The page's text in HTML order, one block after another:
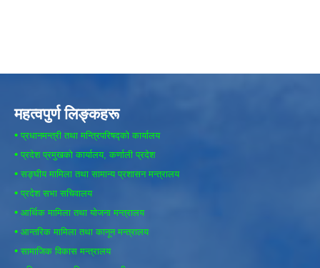
महत्वपुर्ण लिङ्कहरू
• प्रधानमन्त्री तथा मन्त्रिपरिषद्को कार्यालय
• प्रदेश प्रमुखको कार्यालय, कर्णाली प्रदेश
• सङ्घीय मामिला तथा सामान्य प्रशासन मन्त्रालय
• प्रदेश सभा सचिवालय
• आर्थिक मामिला तथा योजना मन्त्रालय
• आन्तरिक मामिला तथा कानून मन्त्रालय
• सामाजिक विकास मन्त्रालय